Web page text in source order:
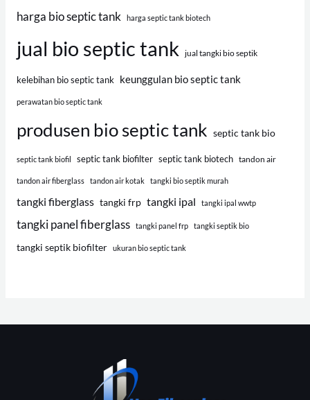
harga bio septic tank harga septic tank biotech
jual bio septic tank jual tangki bio septik
kelebihan bio septic tank keunggulan bio septic tank
perawatan bio septic tank
produsen bio septic tank septic tank bio
septic tank biofil septic tank biofilter septic tank biotech tandon air
tandon air fiberglass tandon air kotak tangki bio septik murah
tangki fiberglass tangki frp tangki ipal tangki ipal wwtp
tangki panel fiberglass tangki panel frp tangki septik bio
tangki septik biofilter ukuran bio septic tank